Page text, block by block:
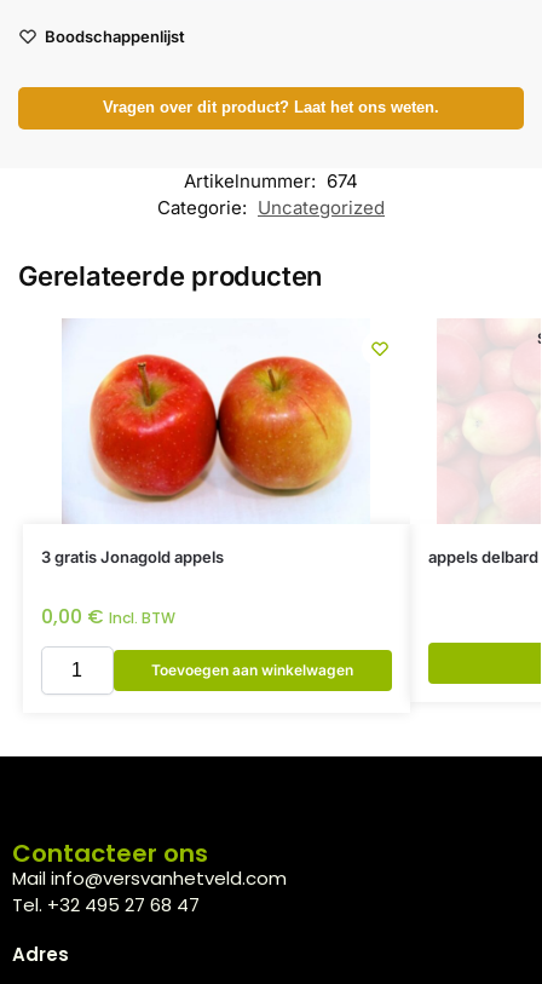
Boodschappenlijst
Vragen over dit product? Laat het ons weten.
Artikelnummer: 674
Categorie: Uncategorized
Gerelateerde producten
3 gratis Jonagold appels
0,00 € Incl. BTW
Toevoegen aan winkelwagen
appels
Contacteer ons
Mail info@versvanhetveld.com
Tel. +32 495 27 68 47
Adres